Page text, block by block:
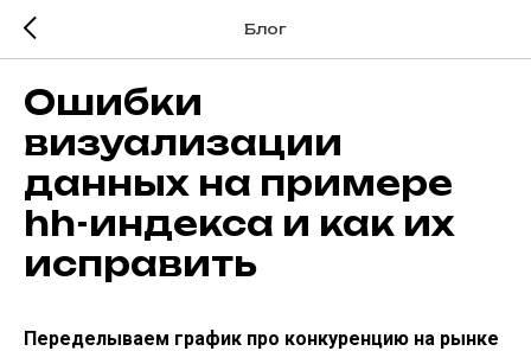
Блог
Ошибки
визуализации
данных на примере
hh-индекса и как их
исправить
Переделываем график про конкуренцию на рынке